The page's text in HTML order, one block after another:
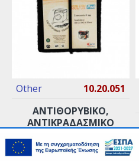
ΚΑΛΆΘΙ
Other
10.20.051
ΑΝΤΙΘΟΡΥΒΙΚΌ,
ΑΝΤΙΚΡΑΔΑΣΜΙΚΌ
10X10 ΣΕ ΣΕΤ ΤΩΝ
ΤΕΣΣΆΡΩΝ ΤΕΜΑΧΊΩΝ